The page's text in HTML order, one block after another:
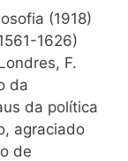
(1918)
1626)
F.
da
da política
agraciado
de